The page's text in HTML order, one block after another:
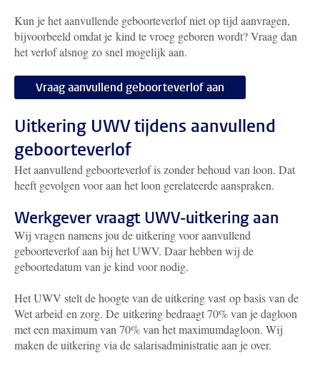
Kun je het aanvullende geboorteverlof niet op tijd aanvragen,
bijvoorbeeld omdat je kind te vroeg geboren wordt? Vraag dan
het verlof alsnog zo snel mogelijk aan.
Vraag aanvullend geboorteverlof aan
Uitkering UWV tijdens aanvullend
geboorteverlof
Het aanvullend geboorteverlof is zonder behoud van loon. Dat
heeft gevolgen voor aan het loon gerelateerde aanspraken.
Werkgever vraagt UWV-uitkering aan
Wij vragen namens jou de uitkering voor aanvullend
geboorteverlof aan bij het UWV. Daar hebben wij de
geboortedatum van je kind voor nodig.
Het UWV stelt de hoogte van de uitkering vast op basis van de
Wet arbeid en zorg. De uitkering bedraagt 70% van je dagloon
met een maximum van 70% van het maximumdagloon. Wij
maken de uitkering via de salarisadministratie aan je over.